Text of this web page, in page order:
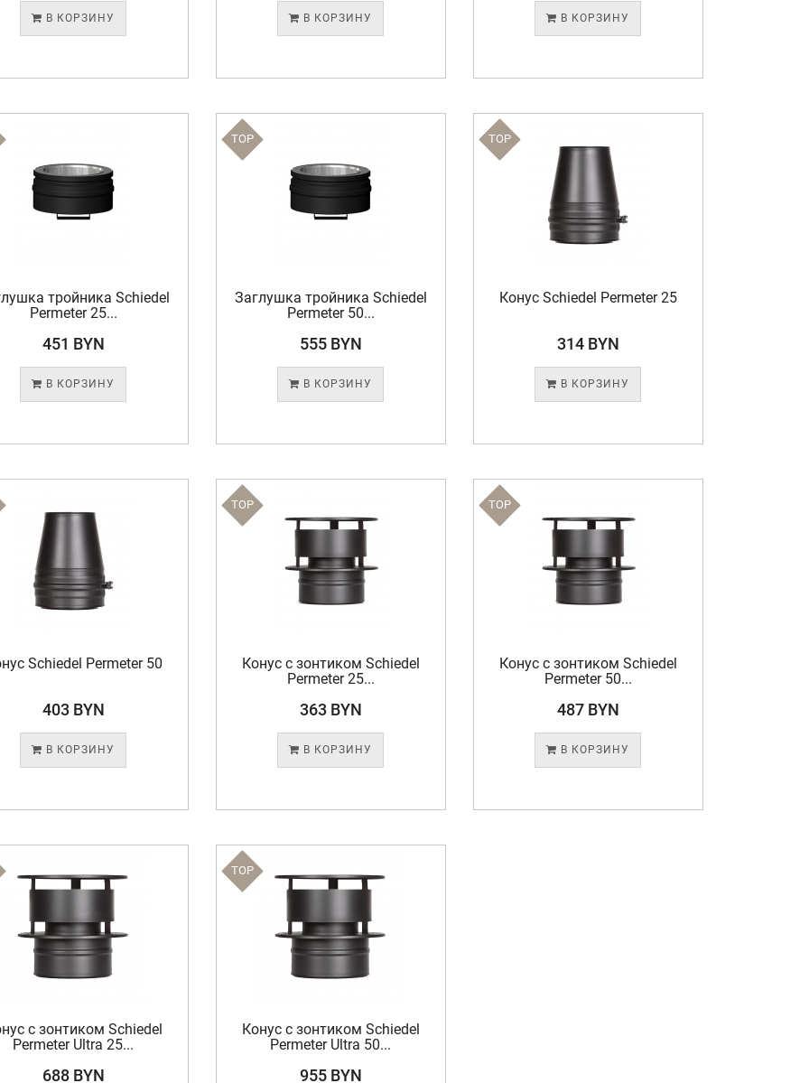
В КОРЗИНУ В КОРЗИНУ В КОРЗИНУ
тройника Schiedel
Permeter 25...
451 BYN
В КОРЗИНУ
TOP
Заглушка тройника Schiedel
Permeter 50...
555 BYN
В КОРЗИНУ
TOP
Конус Schiedel Permeter 25
314 BYN
В КОРЗИНУ
Schiedel Permeter 50
403 BYN
В КОРЗИНУ
TOP
Конус с зонтиком Schiedel
Permeter 25...
363 BYN
В КОРЗИНУ
TOP
Конус с зонтиком Schiedel
Permeter 50...
487 BYN
В КОРЗИНУ
с зонтиком Schiedel
Permeter Ultra 25...
688 BYN
TOP
Конус с зонтиком Schiedel
Permeter Ultra 50...
955 BYN